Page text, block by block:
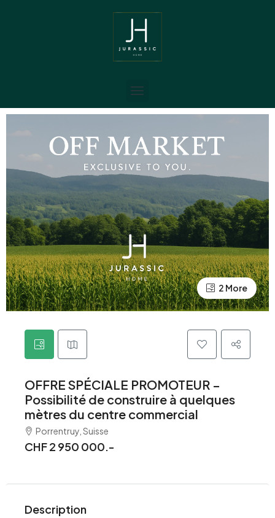
2 More
OFFRE SPÉCIALE PROMOTEUR –
Possibilité de construire à quelques
mètres du centre commercial
Porrentruy, Suisse
CHF 2 950 000.-
Description